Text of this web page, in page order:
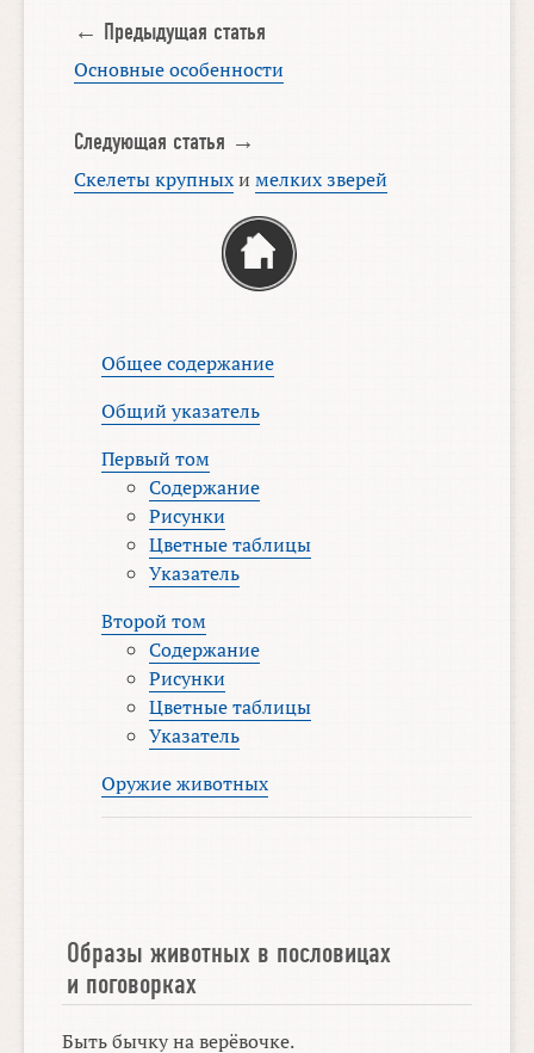
← Предыдущая статья
Основные особенности
Следующая статья →
Скелеты крупныхи мелких зверей
Общее содержание
Общий указатель
Первый том
Содержание
Рисунки
Цветные таблицы
Указатель
Второй том
Содержание
Рисунки
Цветные таблицы
Указатель
Оружие животных
Образы животных в пословицах
и поговорках
Быть бычку на верёвочке.